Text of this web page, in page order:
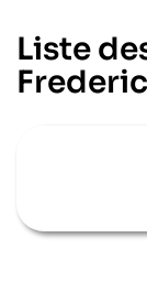
Liste